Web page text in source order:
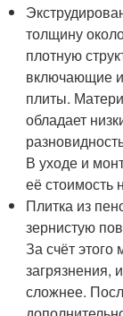
толщину
плотную
включающие
плиты.
обладает
В уходе и
её стоимость
Плитка из
зернистую
За счёт этого
загрязнения,
сложнее.